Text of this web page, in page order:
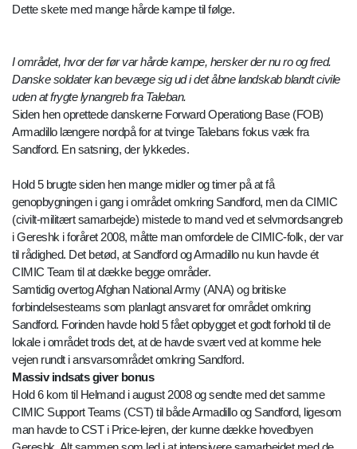
Dette skete med mange hårde kampe til følge.
I området, hvor der før var hårde kampe, hersker der nu ro og fred.
Danske soldater kan bevæge sig ud i det åbne landskab blandt civile
uden at frygte lynangreb fra Taleban.
Siden hen oprettede danskerne Forward Operationg Base (FOB)
Armadillo længere nordpå for at tvinge Talebans fokus væk fra
Sandford. En satsning, der lykkedes.
Hold 5 brugte siden hen mange midler og timer på at få
genopbygningen i gang i området omkring Sandford, men da CIMIC
(civilt-militært samarbejde) mistede to mand ved et selvmordsangreb
i Gereshk i foråret 2008, måtte man omfordele de CIMIC-folk, der var
til rådighed. Det betød, at Sandford og Armadillo nu kun havde ét
CIMIC Team til at dække begge områder.
Samtidig overtog Afghan National Army (ANA) og britiske
forbindelsesteams som planlagt ansvaret for området omkring
Sandford. Forinden havde hold 5 fået opbygget et godt forhold til de
lokale i området trods det, at de havde svært ved at komme hele
vejen rundt i ansvarsområdet omkring Sandford.
Massiv indsats giver bonus
Hold 6 kom til Helmand i august 2008 og sendte med det samme
CIMIC Support Teams (CST) til både Armadillo og Sandford, ligesom
man havde to CST i Price-lejren, der kunne dække hovedbyen